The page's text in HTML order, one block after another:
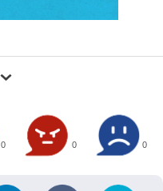
0 0 0